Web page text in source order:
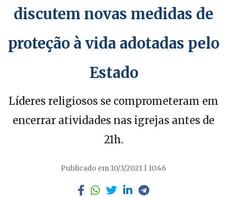
discutem novas medidas de
proteção à vida adotadas pelo
Estado
Líderes religiosos se comprometeram em
encerrar atividades nas igrejas antes de
21h.
Publicado em 10/3/2021 | 10:46